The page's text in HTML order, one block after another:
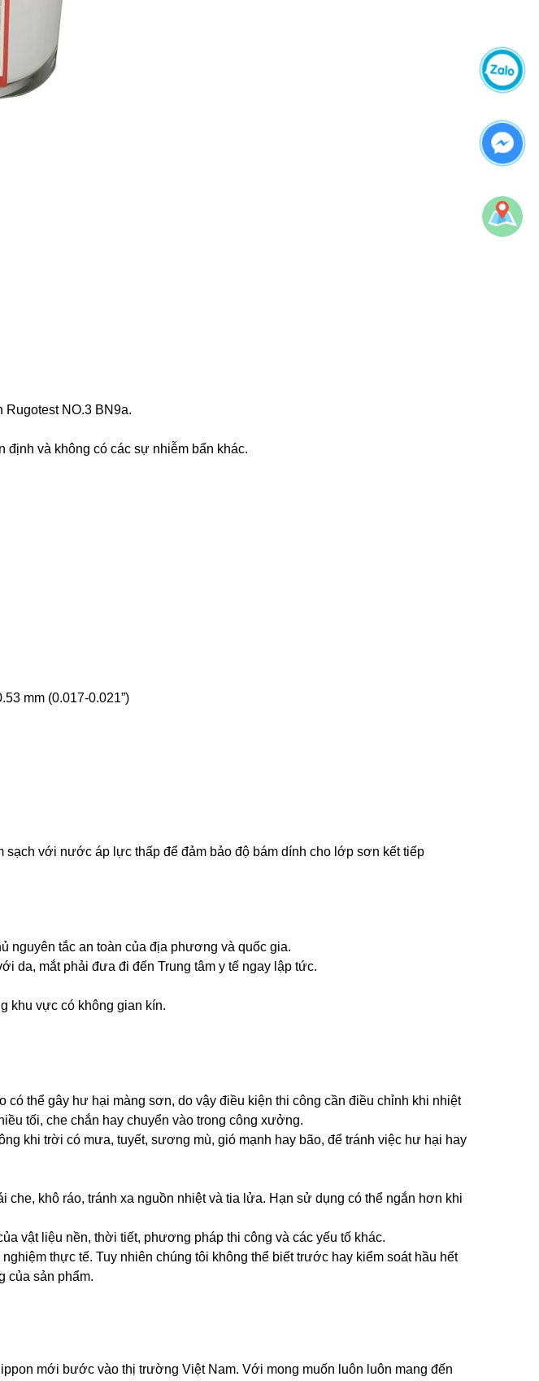
Rugotest NO.3 BN9a.
định và không có các sự nhiễm bẩn khác.
0.53 mm (0.017-0.021”)
với nước áp lực thấp để đảm bảo độ bám dính cho lớp sơn kết tiếp
nguyên tắc an toàn của địa phương và quốc gia.
da, mắt phải đưa đi đến Trung tâm y tế ngay lập tức.
khu vực có không gian kín.
thể gây hư hại màng sơn, do vậy điều kiện thi công cần điều chỉnh khi nhiệt
tối, che chắn hay chuyển vào trong công xưởng.
khi trời có mưa, tuyết, sương mù, gió mạnh hay bão, để tránh việc hư hại hay
khô ráo, tránh xa nguồn nhiệt và tia lửa. Hạn sử dụng có thể ngắn hơn khi
vật liệu nền, thời tiết, phương pháp thi công và các yếu tố khác.
thực tế. Tuy nhiên chúng tôi không thể biết trước hay kiểm soát hầu hết
của sản phẩm.
mới bước vào thị trường Việt Nam. Với mong muốn luôn luôn mang đến